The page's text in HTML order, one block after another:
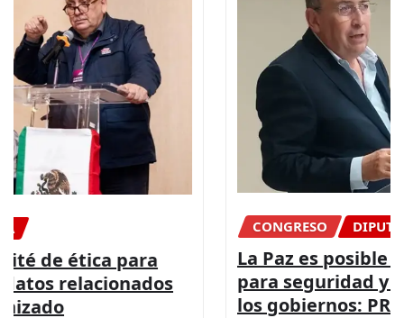
NACIONAL
La Paz es posible con más presupuesto
para seguridad y coordinación entre
los gobiernos: PRI